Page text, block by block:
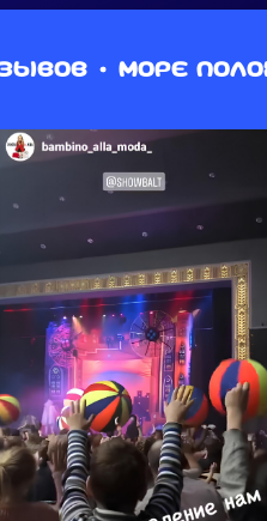
Море